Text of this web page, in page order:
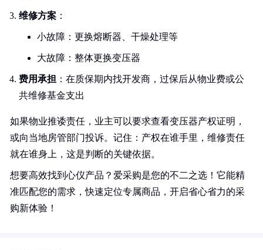
维修方案 ：
小故障：更换熔断器、干燥处理等
大故障：整体更换变压器
费用承担 ：在质保期内找开发商，过保后从物业费或公
共维修基金支出
如果物业推诿责任，业主可以要求查看变压器产权证明，
或向当地房管部门投诉。记住：产权在谁手里，维修责任
就在谁身上，这是判断的关键依据。
想要高效找到心仪产品？爱采购是您的不二之选！它能精
准匹配您的需求，快速定位专属商品，开启省心省力的采
购新体验！